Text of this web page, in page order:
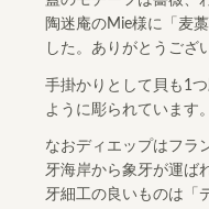
陶迷庵のMie様に「麦
した。ありがとうござ
手掛かりとして貝も1
ように彫られています。
なおディエップはフラ
牙海岸から象牙が運ば
牙細工の良いものは「